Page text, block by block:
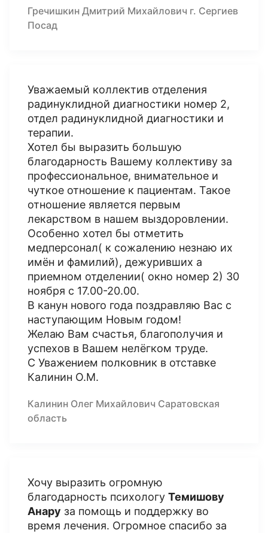
Гречишкин Дмитрий Михайлович г. Сергиев
Посад
Уважаемый коллектив отделения
радинуклидной диагностики номер 2,
отдел радинуклидной диагностики и
терапии.
Хотел бы выразить большую
благодарность Вашему коллективу за
профессиональное, внимательное и
чуткое отношение к пациентам. Такое
отношение является первым
лекарством в нашем выздоровлении.
Особенно хотел бы отметить
медперсонал( к сожалению незнаю их
имён и фамилий), дежуривших а
приемном отделении( окно номер 2) 30
ноября с 17.00-20.00.
В канун нового года поздравляю Вас с
наступающим Новым годом!
Желаю Вам счастья, благополучия и
успехов в Вашем нелёгком труде.
С Уважением полковник в отставке
Калинин О.М.
Калинин Олег Михайлович Саратовская
область
Хочу выразить огромную
благодарность психологу Темишову
Анару за помощь и поддержку во
время лечения. Огромное спасибо за